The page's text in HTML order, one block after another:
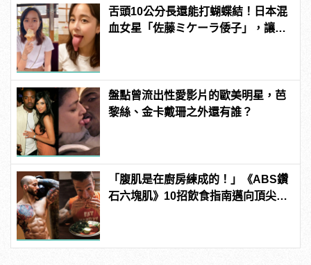
舌頭10公分長還能打蝴蝶結！日本混
血女星「佐藤ミケーラ倭子」，讓人
盤點曾流出性愛影片的歐美明星，芭
黎絲、金卡戴珊之外還有誰？
「腹肌是在廚房練成的！」《ABS鑽
石六塊肌》10招飲食指南邁向頂尖腹